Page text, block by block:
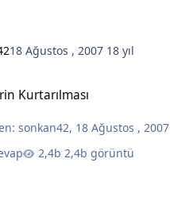
18 Ağustos , 2007 18 yıl
Kurtarılması
sonkan42, 18 Ağustos , 2007
2,4b görüntü